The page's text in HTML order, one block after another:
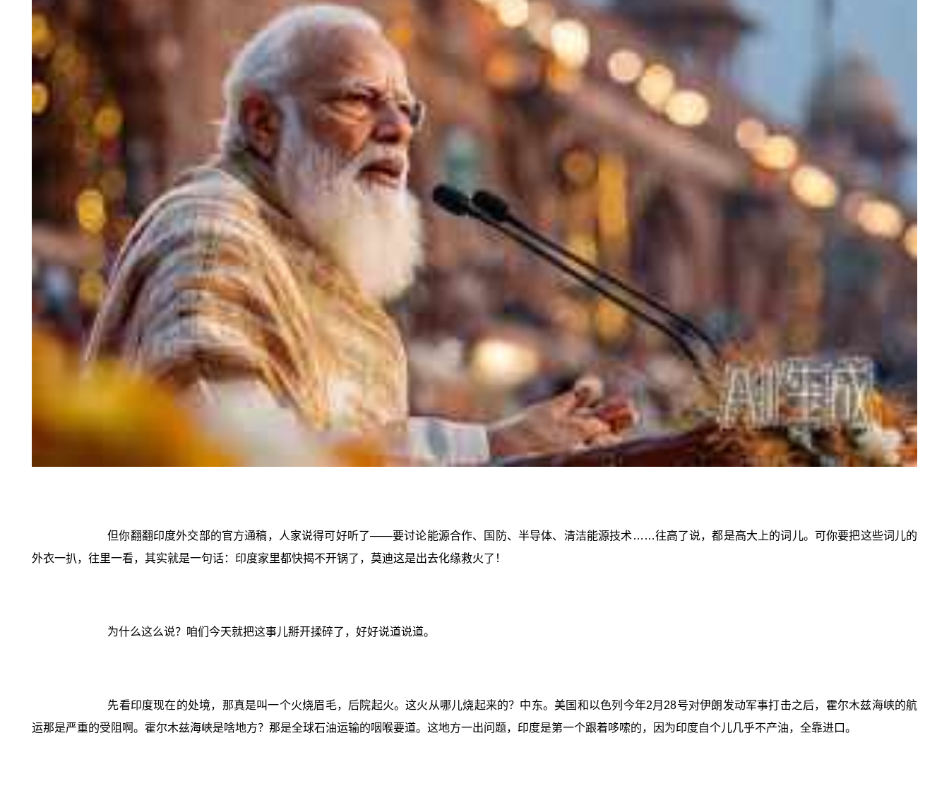
但你翻翻印度外交部的官方通稿，人家说得可好听了——要讨论能源合作、国防、半导体、清洁能源技术……往高了说，都是高大上的词儿。可你要把这些词儿的
外衣一扒，往里一看，其实就是一句话：印度家里都快揭不开锅了，莫迪这是出去化缘救火了！
为什么这么说？咱们今天就把这事儿掰开揉碎了，好好说道说道。
先看印度现在的处境，那真是叫一个火烧眉毛，后院起火。这火从哪儿烧起来的？中东。美国和以色列今年2月28号对伊朗发动军事打击之后，霍尔木兹海峡的航
运那是严重的受阻啊。霍尔木兹海峡是啥地方？那是全球石油运输的咽喉要道。这地方一出问题，印度是第一个跟着哆嗦的，因为印度自个儿几乎不产油，全靠进口。